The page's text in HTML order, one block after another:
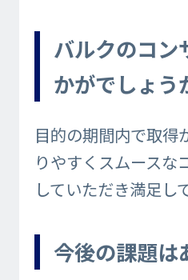
バルクのコン
かがでしょう
目的の期間内で取得
りやすくスムースな
していただき満足し
今後の課題は